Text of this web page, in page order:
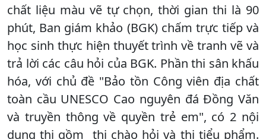
chất liệu màu vẽ tự chọn, thời gian thi là 90
phút, Ban giám khảo (BGK) chấm trực tiếp và
học sinh thực hiện thuyết trình về tranh vẽ và
trả lời các câu hỏi của BGK. Phần thi sân khấu
hóa, với chủ đề "Bảo tồn Công viên địa chất
toàn cầu UNESCO Cao nguyên đá Đồng Văn
và truyền thông về quyền trẻ em", có 2 nội
dung thi gồm thi chào hỏi và thi tiểu phẩm.